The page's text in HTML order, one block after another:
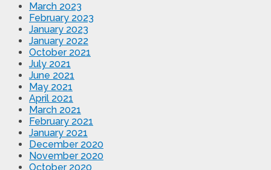
March 2023
February 2023
January 2023
January 2022
October 2021
July 2021
June 2021
May 2021
April 2021
March 2021
February 2021
January 2021
December 2020
November 2020
October 2020